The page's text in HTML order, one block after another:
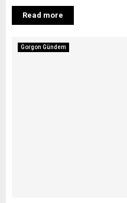
Read more
Gorgon Gündem